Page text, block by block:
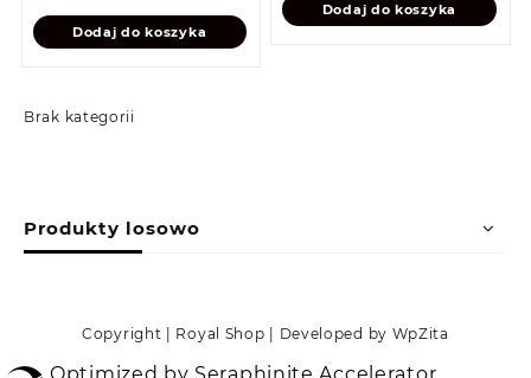
Brak kategorii
Dodaj do koszyka
Dodaj do koszyka
Produkty losowo
Copyright | Royal Shop | Developed by WpZita
Optimized by Seraphinite Accelerator